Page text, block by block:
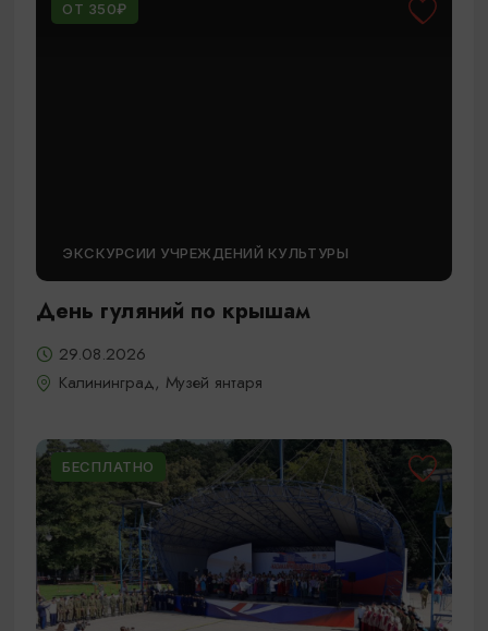
ОТ 350₽
ЭКСКУРСИИ УЧРЕЖДЕНИЙ КУЛЬТУРЫ
День гуляний по крышам
29.08.2026
Калининград, Музей янтаря
БЕСПЛАТНО